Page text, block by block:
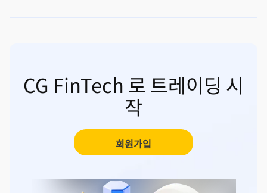
CG FinTech 로 트레이딩 시
작
회원가입